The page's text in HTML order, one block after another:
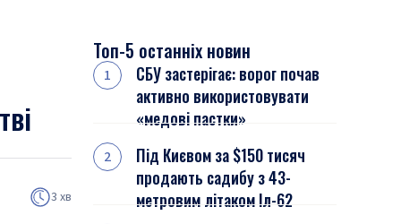
3 хв
Топ-5 останніх новин
СБУ застерігає: ворог почав
активно використовувати
«медові пастки»
Під Києвом за $150 тисяч
продають садибу з 43-
метровим літаком Іл-62